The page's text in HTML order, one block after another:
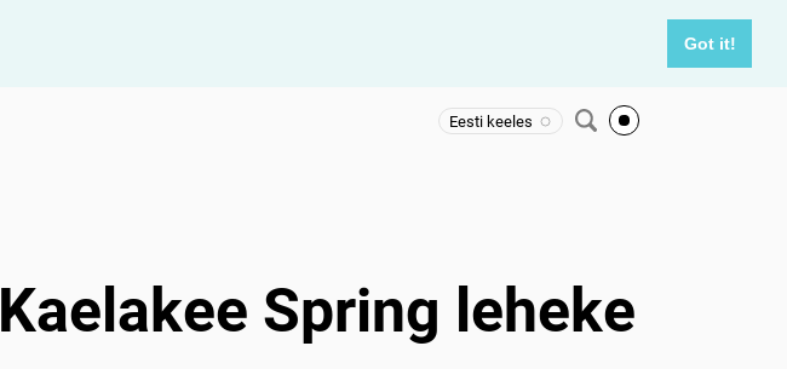
Got it!
Eesti keeles
Kaelakee Spring leheke